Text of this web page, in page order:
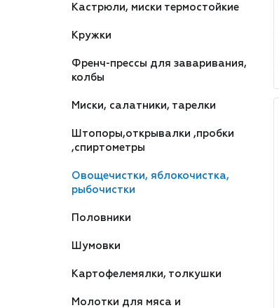
Кастрюли, миски термостойкие
Кружки
Френч-прессы для заваривания,
колбы
Миски, салатники, тарелки
Штопоры,открывалки ,пробки
,спиртометры
Овощечистки, яблокочистка,
рыбочистки
Половники
Шумовки
Картофелемялки, толкушки
Молотки для мяса и